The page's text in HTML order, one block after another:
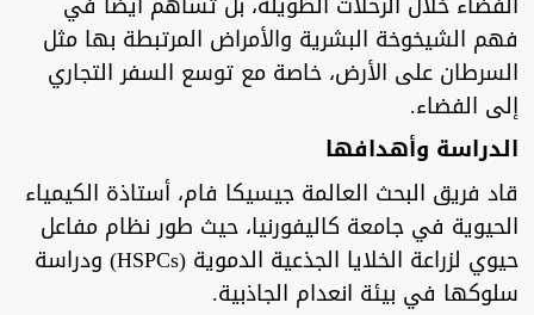
فهم الشيخوخة البشرية والأمراض المرتبطة بها مثل
السرطان على الأرض، خاصة مع توسع السفر التجاري
إلى الفضاء.
الدراسة وأهدافها
قاد فريق البحث العالمة جيسيكا فام، أستاذة الكيمياء
الحيوية في جامعة كاليفورنيا، حيث طور نظام مفاعل
حيوي لزراعة الخلايا الجذعية الدموية (HSPCs) ودراسة
سلوكها في بيئة انعدام الجاذبية.